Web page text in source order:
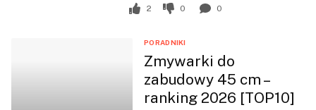
2
0 0
PORADNIKI
Zmywarki do
zabudowy 45 cm –
ranking 2026 [TOP10]